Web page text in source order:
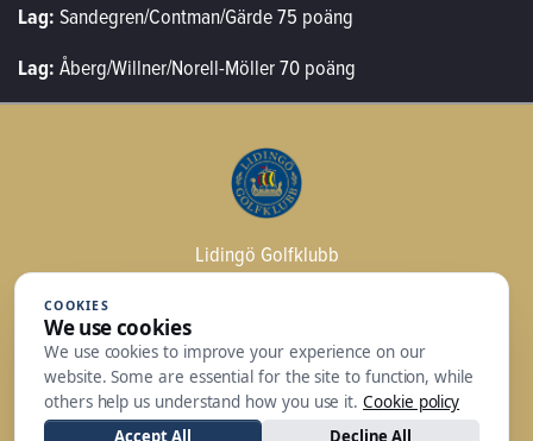
Lag: Sandegren/Contman/Gärde 75 poäng
Lag: Åberg/Willner/Norell-Möller 70 poäng
Lidingö Golfklubb
Växeln: 08 - 731 79 00 | Restaurangen: 08 -
765 27 00
kansli@lidingogk.se
COOKIES
We use cookies
We use cookies to improve your experience on our
website. Some are essential for the site to function, while
others help us understand how you use it. Cookie policy
Accept All
Decline All